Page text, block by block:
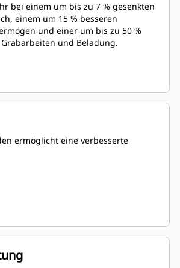
bei einem um bis zu 7 % gesenkten
einem um 15 % besseren
und einer um bis zu 50 %
und Beladung.
ermöglicht eine verbesserte